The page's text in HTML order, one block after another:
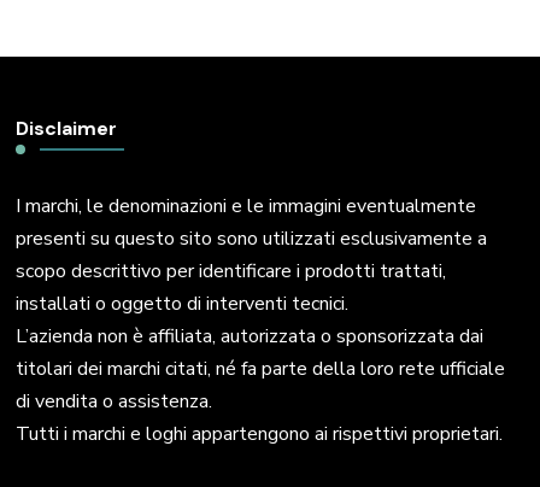
Disclaimer
I marchi, le denominazioni e le immagini eventualmente
presenti su questo sito sono utilizzati esclusivamente a
scopo descrittivo per identificare i prodotti trattati,
installati o oggetto di interventi tecnici.
L’azienda non è affiliata, autorizzata o sponsorizzata dai
titolari dei marchi citati, né fa parte della loro rete ufficiale
di vendita o assistenza.
Tutti i marchi e loghi appartengono ai rispettivi proprietari.